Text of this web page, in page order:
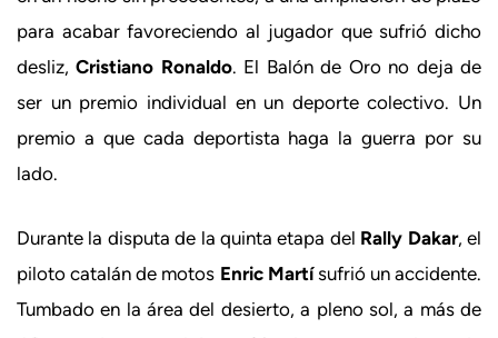
para acabar favoreciendo al jugador que sufrió dicho
desliz,Cristiano Ronaldo. El Balón de Oro no deja de
ser un premio individual en un deporte colectivo. Un
premio a que cada deportista haga la guerra por su
lado.
Durante la disputa de la quinta etapa del Rally Dakar, el
piloto catalán de motos Enric Martísufrió un accidente.
Tumbado en la área del desierto, a pleno sol, a más de